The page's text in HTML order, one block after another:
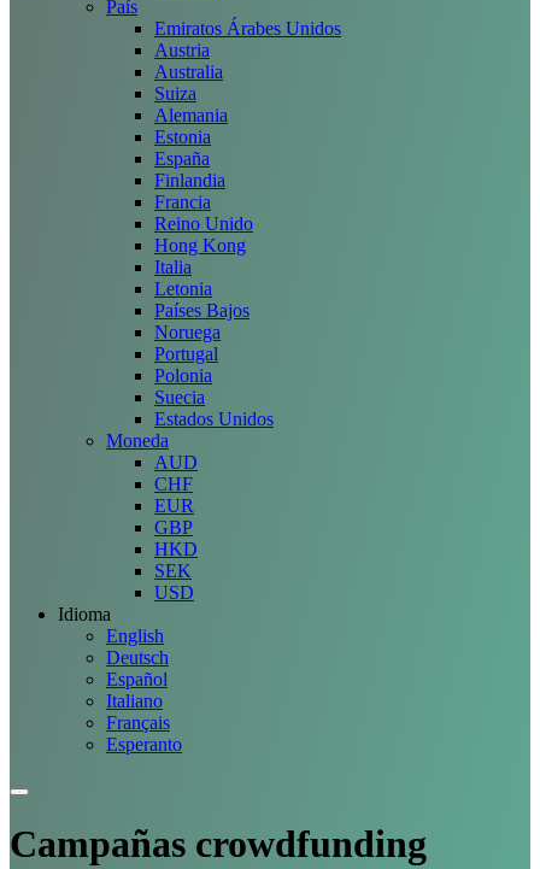
País
Emiratos Árabes Unidos
Austria
Australia
Suiza
Alemania
Estonia
España
Finlandia
Francia
Reino Unido
Hong Kong
Italia
Letonia
Países Bajos
Noruega
Portugal
Polonia
Suecia
Estados Unidos
Moneda
AUD
CHF
EUR
GBP
HKD
SEK
USD
Idioma
English
Deutsch
Español
Italiano
Français
Esperanto
Campañas crowdfunding